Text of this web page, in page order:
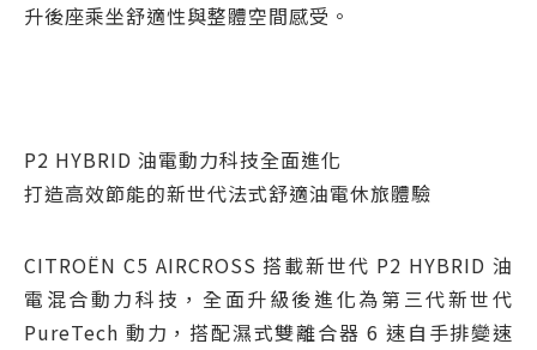
升後座乘坐舒適性與整體空間感受。
P2 HYBRID 油電動力科技全面進化
打造高效節能的新世代法式舒適油電休旅體驗
CITROËN C5 AIRCROSS 搭載新世代 P2 HYBRID 油
電混合動力科技，全面升級後進化為第三代新世代
PureTech 動力，搭配濕式雙離合器 6 速自手排變速